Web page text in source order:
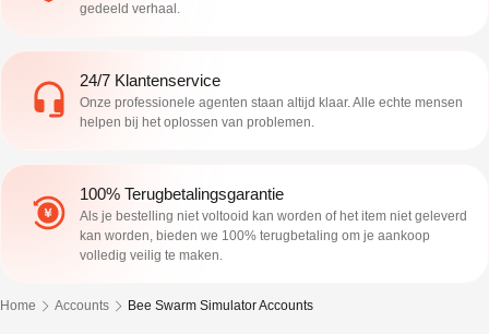
gedeeld verhaal.
24/7 Klantenservice
Onze professionele agenten staan altijd klaar. Alle echte mensen
helpen bij het oplossen van problemen.
100% Terugbetalingsgarantie
Als je bestelling niet voltooid kan worden of het item niet geleverd
kan worden, bieden we 100% terugbetaling om je aankoop
volledig veilig te maken.
Home Accounts Bee Swarm Simulator Accounts